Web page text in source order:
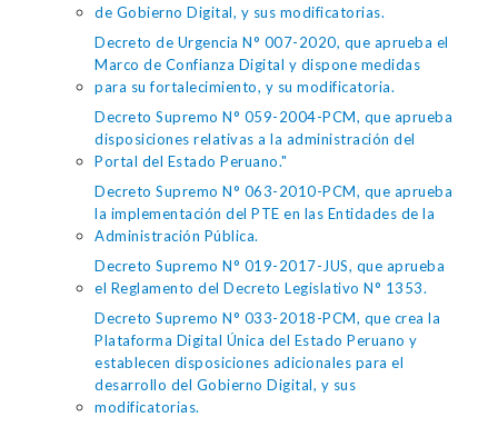
de Gobierno Digital, y sus modificatorias.
Decreto de Urgencia N° 007-2020, que aprueba el
Marco de Confianza Digital y dispone medidas
para su fortalecimiento, y su modificatoria.
Decreto Supremo N° 059-2004-PCM, que aprueba
disposiciones relativas a la administración del
Portal del Estado Peruano."
Decreto Supremo N° 063-2010-PCM, que aprueba
la implementación del PTE en las Entidades de la
Administración Pública.
Decreto Supremo N° 019-2017-JUS, que aprueba
el Reglamento del Decreto Legislativo N° 1353.
Decreto Supremo N° 033-2018-PCM, que crea la
Plataforma Digital Única del Estado Peruano y
establecen disposiciones adicionales para el
desarrollo del Gobierno Digital, y sus
modificatorias.